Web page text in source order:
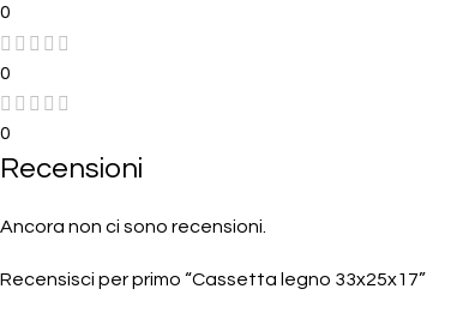
0
0
0
Recensioni
Ancora non ci sono recensioni.
Recensisci per primo “Cassetta legno 33x25x17”